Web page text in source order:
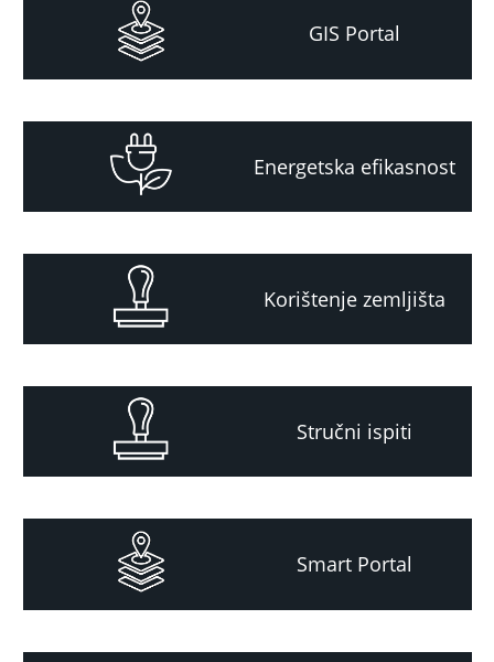
GIS Portal
Energetska efikasnost
Korištenje zemljišta
Stručni ispiti
Smart Portal